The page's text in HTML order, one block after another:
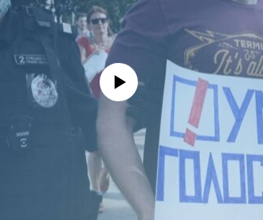
No media source currently available